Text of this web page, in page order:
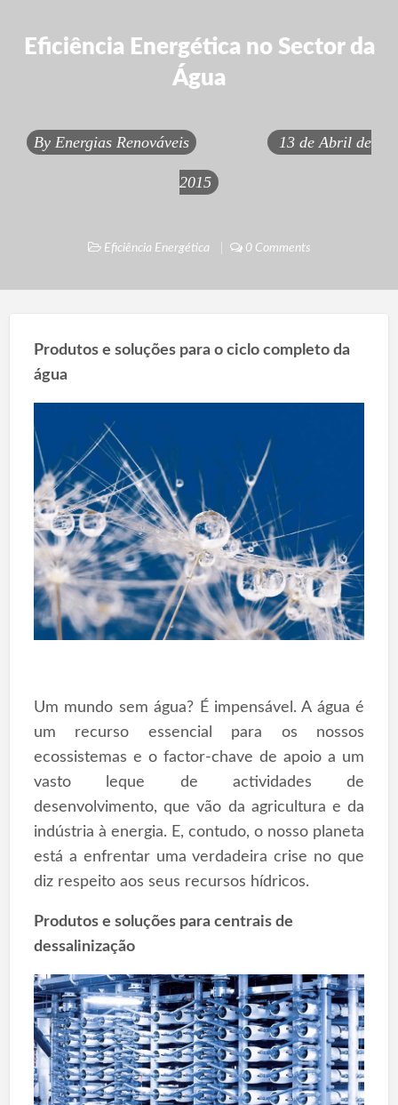
Eficiência Energética no Sector da
Água
By Energias Renováveis 13 de Abril de
2015
Eficiência Energética 0 Comments
Produtos e soluções para o ciclo completo da
água
Um mundo sem água? É impensável. A água é
um recurso essencial para os nossos
ecossistemas e o factor-chave de apoio a um
vasto leque de actividades de
desenvolvimento, que vão da agricultura e da
indústria à energia. E, contudo, o nosso planeta
está a enfrentar uma verdadeira crise no que
diz respeito aos seus recursos hídricos.
Produtos e soluções para centrais de
dessalinização